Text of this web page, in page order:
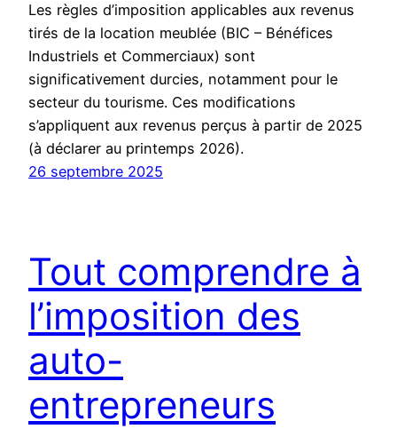
Les règles d’imposition applicables aux revenus
tirés de la location meublée (BIC – Bénéfices
Industriels et Commerciaux) sont
significativement durcies, notamment pour le
secteur du tourisme. Ces modifications
s’appliquent aux revenus perçus à partir de 2025
(à déclarer au printemps 2026).
26 septembre 2025
Tout comprendre à
l’imposition des
auto-
entrepreneurs